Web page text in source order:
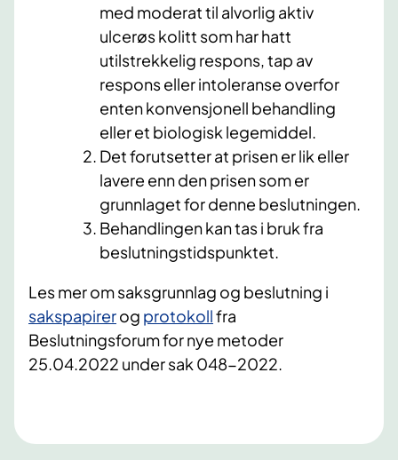
med moderat til alvorlig aktiv
ulcerøs kolitt som har hatt
utilstrekkelig respons, tap av
respons eller intoleranse overfor
enten konvensjonell behandling
eller et biologisk legemiddel.
Det forutsetter at prisen er lik eller
lavere enn den prisen som er
grunnlaget for denne beslutningen.
Behandlingen kan tas i bruk fra
beslutningstidspunktet.
Les mer om saksgrunnlag og beslutning i
sakspapirerog protokollfra
Beslutningsforum for nye metoder
25.04.2022 under sak 048-2022. ​